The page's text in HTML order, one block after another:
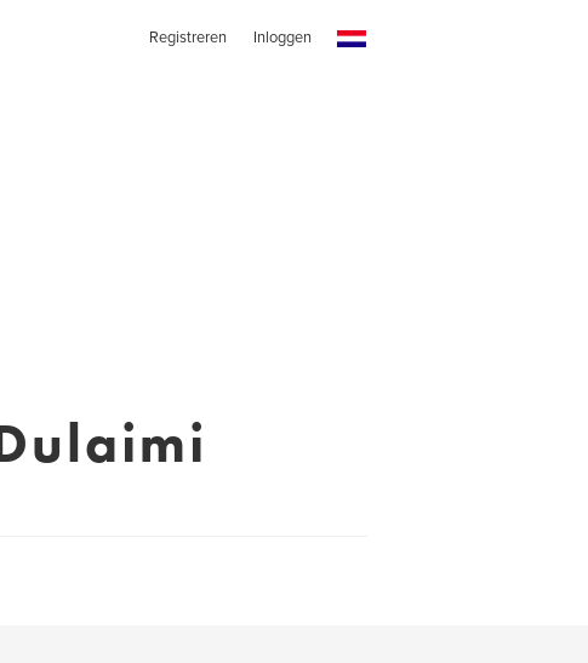
Registreren Inloggen